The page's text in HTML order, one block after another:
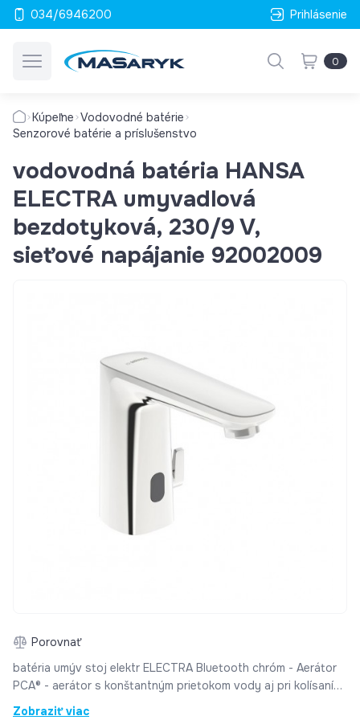
034/6946200 Prihlásenie
0
Kúpeľne Vodovodné batérie
Senzorové batérie a príslušenstvo
vodovodná batéria HANSA
ELECTRA umyvadlová
bezdotyková, 230/9 V,
sieťové napájanie 92002009
Porovnať
batéria umýv stoj elektr ELECTRA Bluetooth chróm - Aerátor
PCA® - aerátor s konštantným prietokom vody aj pri kolísaní
tlaku, Výkyvný aerátor - Pripojenie - Flexibilné pripojovacie
Zobraziť viac